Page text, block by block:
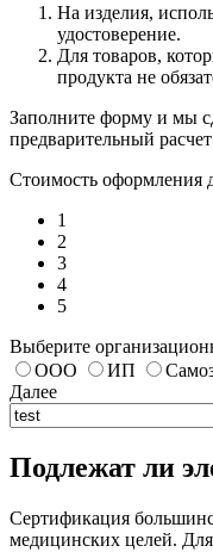
На изделия,
удостоверение.
Для товаров,
продукта не
Заполните форму и мы
предварительный
Стоимость оформления
1
2
3
4
5
Выберите
ООО
ИП
Далее
Подлежат ли
Сертификация
медицинских целей. Для